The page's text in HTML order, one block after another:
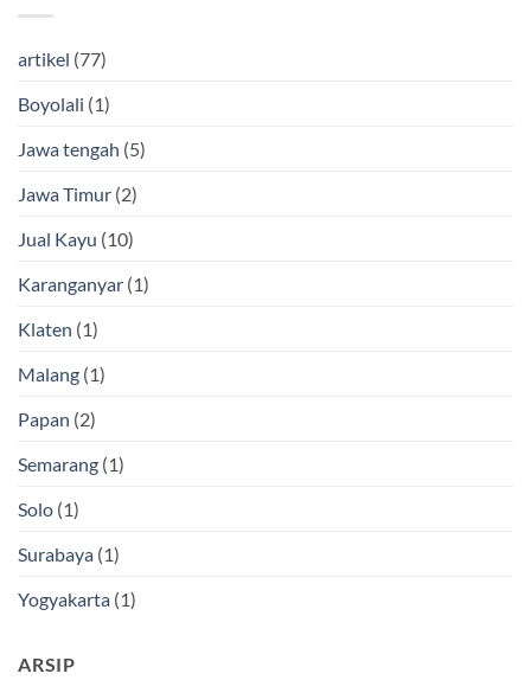
artikel (77)
Boyolali (1)
Jawa tengah (5)
Jawa Timur (2)
Jual Kayu (10)
Karanganyar (1)
Klaten (1)
Malang (1)
Papan (2)
Semarang (1)
Solo (1)
Surabaya (1)
Yogyakarta (1)
ARSIP